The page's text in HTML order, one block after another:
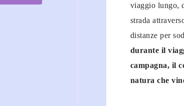
viaggio lungo,
strada
distanze per
durante il
campagna, il
natura che